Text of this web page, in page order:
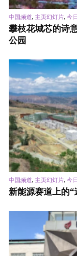
中国频道, 主页幻灯片, 今
攀枝花城芯的诗
公园
中国频道, 主页幻灯片, 今
新能源赛道上的